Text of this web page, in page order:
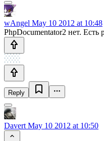
wAngel May 10 2012 at 10:48
PhpDocumentator2 нет. Есть
Reply
Davert May 10 2012 at 10:50